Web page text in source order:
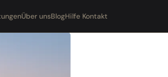
Über unsBlogHilfe Kontakt